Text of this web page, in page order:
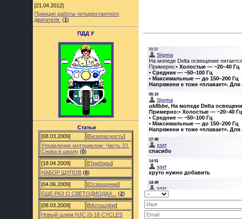
[21.04.2012]
Принцип работы четырехтактного
двигателя. (1)
ПДД У
Статьи
[08.03.2009]
[Безопасность]
Управление мотоциклом: Часть 23.
Снова в школу (0)
[18.04.2009]
[Приборы]
НАБОР ЩУПОВ (0)
[04.06.2009]
[Освещение]
ЕЩЕ РАЗ О СВЕТОДИОДАХ...
(2)
[08.03.2009]
[Мотошлём]
Новый шлем HJC IS-16 CYCLES